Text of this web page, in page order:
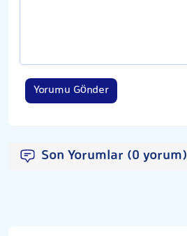
Yorumu Gönder
Son Yorumlar (0 yorum)